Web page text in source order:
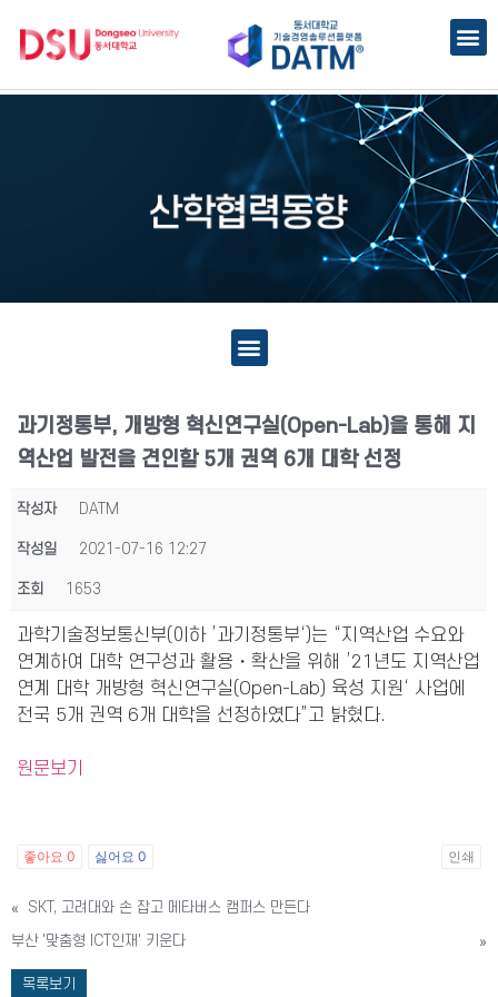
과기정통부, 개방형 혁신연구실(Open-Lab)을 통해 지
역산업 발전을 견인할 5개 권역 6개 대학 선정
작성자 DATM
작성일 2021-07-16 12:27
조회 1653
과학기술정보통신부(이하 ’과기정통부‘)는 “지역산업 수요와
연계하여 대학 연구성과 활용・확산을 위해 ’21년도 지역산업
연계 대학 개방형 혁신연구실(Open-Lab) 육성 지원‘ 사업에
전국 5개 권역 6개 대학을 선정하였다”고 밝혔다.
원문보기
좋아요 0 싫어요 0 인쇄
«
SKT, 고려대와 손 잡고 메타버스 캠퍼스 만든다
부산 '맞춤형 ICT인재' 키운다
»
목록보기